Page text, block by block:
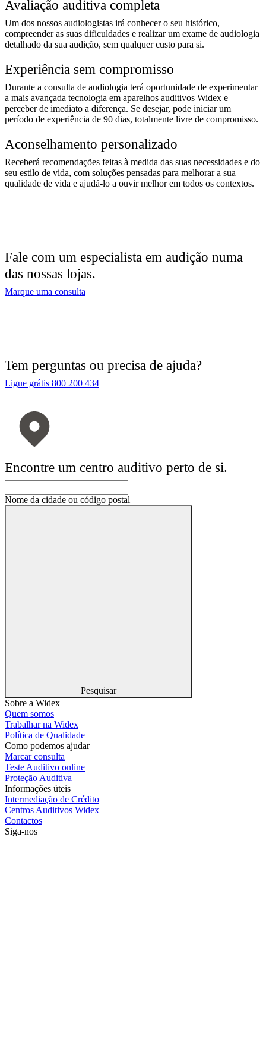
Avaliação auditiva completa
Um dos nossos audiologistas irá conhecer o seu histórico,
compreender as suas dificuldades e realizar um exame de audiologia
detalhado da sua audição, sem qualquer custo para si.
Experiência sem compromisso
Durante a consulta de audiologia terá oportunidade de experimentar
a mais avançada tecnologia em aparelhos auditivos Widex e
perceber de imediato a diferença. Se desejar, pode iniciar um
período de experiência de 90 dias, totalmente livre de compromisso.
Aconselhamento personalizado
Receberá recomendações feitas à medida das suas necessidades e do
seu estilo de vida, com soluções pensadas para melhorar a sua
qualidade de vida e ajudá-lo a ouvir melhor em todos os contextos.
Fale com um especialista em audição numa
das nossas lojas.
Marque uma consulta
Tem perguntas ou precisa de ajuda?
Ligue grátis 800 200 434
Encontre um centro auditivo perto de si.
Nome da cidade ou código postal
Pesquisar
Sobre a Widex
Quem somos
Trabalhar na Widex
Política de Qualidade
Como podemos ajudar
Marcar consulta
Teste Auditivo online
Proteção Auditiva
Informações úteis
Intermediação de Crédito
Centros Auditivos Widex
Contactos
Siga-nos